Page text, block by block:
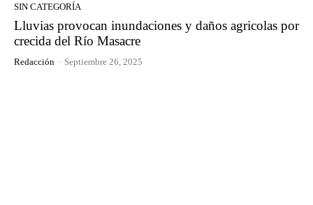
SIN CATEGORÍA
Lluvias provocan inundaciones y daños agricolas por
crecida del Río Masacre
Redacción - Septiembre 26, 2025